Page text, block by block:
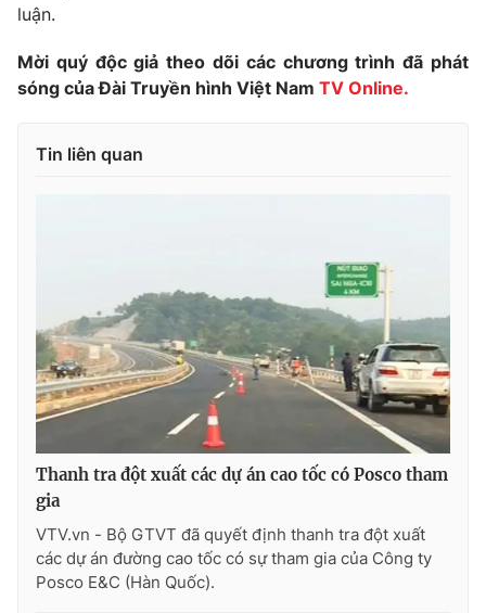
Tư vấn
Chuyên mục khác
Emagazine Podcast
Photo
VTV Thể thao
VTV Sức khoẻ Bất động sản
Thị trường 24h Tấm lòng Việt
VTV4 Vươn mình bằng AI
VTV9 VTV8
luận.
Mời quý độc giả theo dõi các chương trình đã phát
sóng của Đài Truyền hình Việt Nam TV Online.
Tin liên quan
Thanh tra đột xuất các dự án cao tốc có Posco tham
gia
VTV.vn - Bộ GTVT đã quyết định thanh tra đột xuất
các dự án đường cao tốc có sự tham gia của Công ty
Posco E&C (Hàn Quốc).